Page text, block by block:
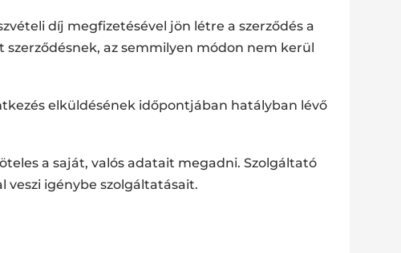
díj megfizetésével jön létre a szerződés a
az semmilyen módon nem kerül
elküldésének időpontjában hatályban lévő
a saját, valós adatait megadni. Szolgáltató
veszi igénybe szolgáltatásait.